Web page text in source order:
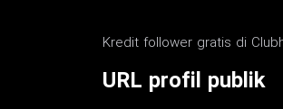
Kredit follower gratis di
URL profil publik